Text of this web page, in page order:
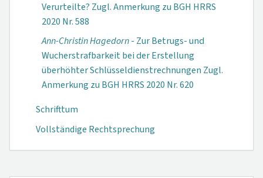
Verurteilte? Zugl. Anmerkung zu BGH HRRS
2020 Nr. 588
Ann-Christin Hagedorn- Zur Betrugs- und
Wucherstrafbarkeit bei der Erstellung
überhöhter Schlüsseldienstrechnungen Zugl.
Anmerkung zu BGH HRRS 2020 Nr. 620
Schrifttum
Vollständige Rechtsprechung